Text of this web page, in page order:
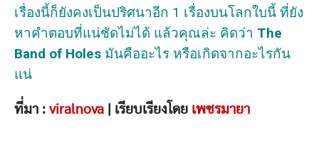
เรื่องนี้ก็ยังคงเป็นปริศนาอีก 1 เรื่องบนโลกใบนี้ ที่ยัง
หาคำตอบที่แน่ชัดไม่ได้ แล้วคุณล่ะ คิดว่า The
Band of Holes มันคืออะไร หรือเกิดจากอะไรกัน
แน่
ที่มา : viralnova | เรียบเรียงโดย เพชรมายา